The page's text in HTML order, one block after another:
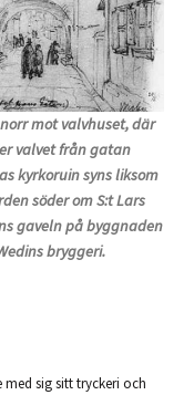
mot valvhuset, där
valvet från gatan
kyrkoruin syns liksom
söder om S:t Lars
gaveln på byggnaden
bryggeri.
med sig sitt tryckeri och